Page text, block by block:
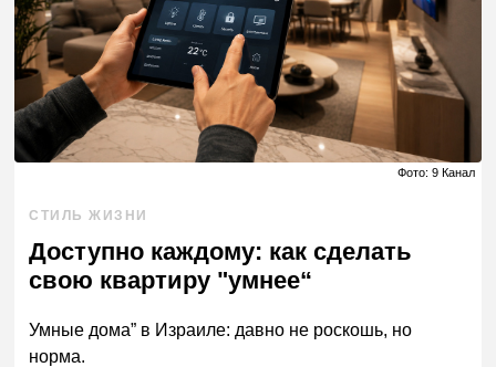
Фото: 9 Канал
СТИЛЬ ЖИЗНИ
Доступно каждому: как сделать
свою квартиру "умнее“
Умные дома” в Израиле: давно не роскошь, но
норма.